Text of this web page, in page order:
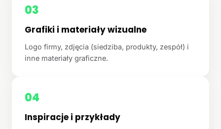
03
Grafiki i materiały wizualne
Logo firmy, zdjęcia (siedziba, produkty, zespół) i
inne materiały graficzne.
04
Inspiracje i przykłady